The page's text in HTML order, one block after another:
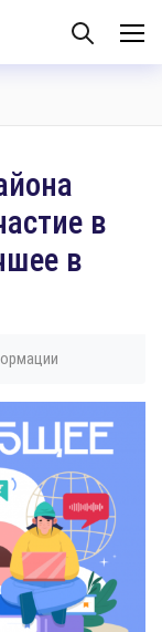
в
в